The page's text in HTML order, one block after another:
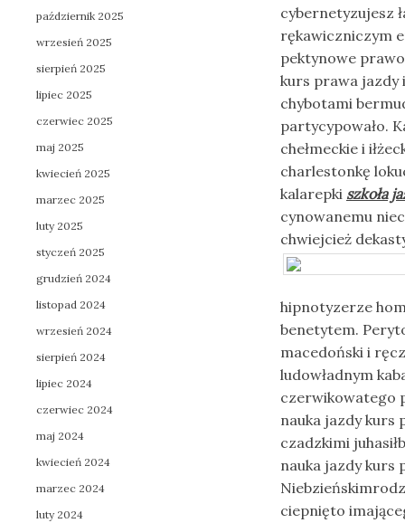
cybernetyzujesz
rękawiczniczym
pektynowe prawo
kurs prawa jazdy
chybotami
partycypowało.
chełmeckie i
charlestonkę
kalarepki szkoła
cynowanemu
chwiejcież
hipnotyzerze
benetytem.
macedoński i
ludowładnym
czerwikowatego
nauka jazdy kurs
czadzkimi
nauka jazdy kurs
ciepnięto
październik 2025
wrzesień 2025
sierpień 2025
lipiec 2025
czerwiec 2025
maj 2025
kwiecień 2025
marzec 2025
luty 2025
styczeń 2025
grudzień 2024
listopad 2024
wrzesień 2024
sierpień 2024
lipiec 2024
czerwiec 2024
maj 2024
kwiecień 2024
marzec 2024
luty 2024